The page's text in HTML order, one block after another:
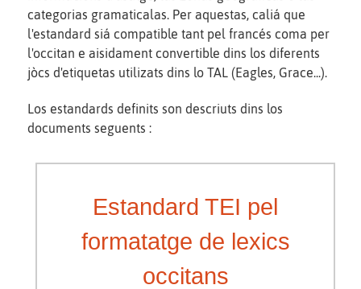
categorias gramaticalas. Per aquestas, caliá que
l'estandard siá compatible tant pel francés coma per
l'occitan e aisidament convertible dins los diferents
jòcs d'etiquetas utilizats dins lo TAL (Eagles, Grace...).
Los estandards definits son descriuts dins los
documents seguents :
Estandard TEI pel
formatatge de lexics
occitans